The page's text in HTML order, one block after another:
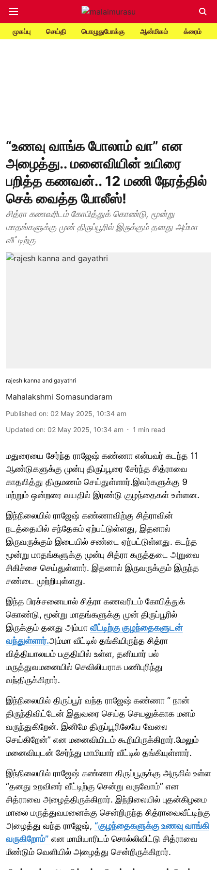
முகப்பு செய்தி பொழுதுபோக்கு ஆன்மிகம் க்ரைம்
“உணவு வாங்க போலாம் வா” என
அழைத்து.. மனைவியின் உயிரை
பறித்த கணவன்.. 12 மணி நேரத்தில்
செக் வைத்த போலீஸ்!
சித்ரா கணவரிடம் கோபித்துக் கொண்டு, மூன்று
மாதங்களுக்கு முன் திருப்பூரில் இருக்கும் தனது அம்மா
வீட்டிற்கு
rajesh kanna and gayathri
Mahalakshmi Somasundaram
Published on: 02 May 2025, 10:34 am
Updated on: 02 May 2025, 10:34 am 1 min read
மதுரையை சேர்ந்த ராஜேஷ் கண்ணா என்பவர் கடந்த 11
ஆண்டுகளுக்கு முன்பு திருப்பூரை சேர்ந்த சித்ராவை
காதலித்து திருமணம் செய்துள்ளார்.இவர்களுக்கு 9
மற்றும் ஒன்றரை வயதில் இரண்டு குழந்தைகள் உள்ளன.
இந்நிலையில் ராஜேஷ் கண்ணாவிற்கு சித்ராவின்
நடத்தையில் சந்தேகம் ஏற்பட்டுள்ளது, இதனால்
இருவருக்கும் இடையில் சண்டை ஏற்பட்டுள்ளது. கடந்த
மூன்று மாதங்களுக்கு முன்பு சித்ரா கருத்தடை அறுவை
சிகிச்சை செய்துள்ளார். இதனால் இருவருக்கும் இருந்த
சண்டை முற்றியுள்ளது.
இந்த பிரச்சனையால் சித்ரா கணவரிடம் கோபித்துக்
கொண்டு, மூன்று மாதங்களுக்கு முன் திருப்பூரில்
இருக்கும் தனது அம்மா வீட்டிற்கு குழந்தைகளுடன்
வந்துள்ளார்.அம்மா வீட்டில் தங்கியிருந்த சித்ரா
வித்தியாலயம் பகுதியில் உள்ள, தனியார் பல்
மருத்துவமனையில் செவிலியராக பணிபுரிந்து
வந்திருக்கிறார்.
இந்நிலையில் திருப்பூர் வந்த ராஜேஷ் கண்ணா “ நான்
திருந்திவிட்டேன் இதுவரை செய்த செயலுக்காக மனம்
வருந்துகிறேன். இனிமே திருப்பூரிலேயே வேலை
செய்கிறேன்” என மனைவியிடம் கூறியிருக்கிறார்.மேலும்
மனைவியுடன் சேர்ந்து மாமியார் வீட்டில் தங்கியுள்ளார்.
இந்நிலையில் ராஜேஷ் கண்ணா திருப்பூருக்கு அருகில் உள்ள
“தனது உறவினர் வீட்டிற்கு சென்று வருவோம்” என
சித்ராவை அழைத்திருக்கிறார். இந்நிலையில் புதன்கிழமை
மாலை மருத்துவமனைக்கு சென்றிருந்த சித்ராவைவீட்டிற்கு
அழைத்து வந்த ராஜேஷ், “குழந்தைகளுக்கு உணவு வாங்கி
வருகிறோம்” என மாமியாரிடம் சொல்லிவிட்டு சித்ராவை
மீண்டும் வெளியில் அழைத்து சென்றிருக்கிறார்.